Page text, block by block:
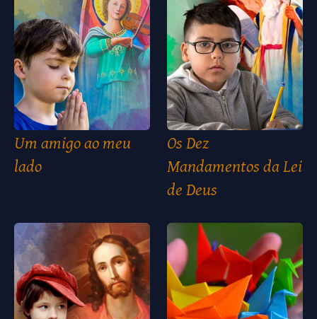
Um amigo ao meu
lado
Os Dez
Mandamentos da Lei
de Deus